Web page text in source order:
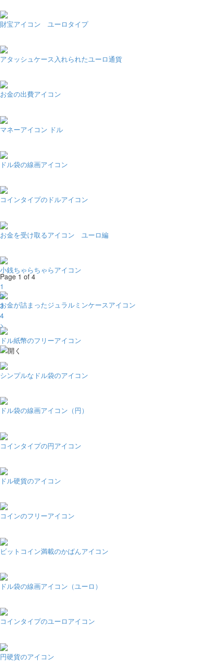
財宝アイコン ユーロタイプ
アタッシュケース入れられたユーロ通貨
お金の出費アイコン
マネーアイコン ドル
ドル袋の線画アイコン
コインタイプのドルアイコン
お金を受け取るアイコン ユーロ編
小銭ちゃらちゃらアイコン
お金が詰まったジュラルミンケースアイコン
ドル紙幣のフリーアイコン
シンプルなドル袋のアイコン
ドル袋の線画アイコン（円）
コインタイプの円アイコン
ドル硬貨のアイコン
コインのフリーアイコン
ビットコイン満載のかばんアイコン
ドル袋の線画アイコン（ユーロ）
コインタイプのユーロアイコン
円硬貨のアイコン
Page 1 of 4
1
2
3
4
>